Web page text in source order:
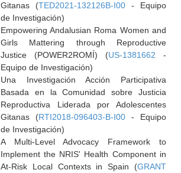
Gitanas (TED2021-132126B-I00- Equipo
de Investigación)
Empowering Andalusian Roma Women and
Girls Mattering through Reproductive
Justice (POWER2ROMÍ) (US-1381662 -
Equipo de Investigación)
Una Investigación Acción Participativa
Basada en la Comunidad sobre Justicia
Reproductiva Liderada por Adolescentes
Gitanas (RTI2018-096403-B-I00- Equipo
de Investigación)
A Multi-Level Advocacy Framework to
Implement the NRIS' Health Component in
At-Risk Local Contexts in Spain (GRANT